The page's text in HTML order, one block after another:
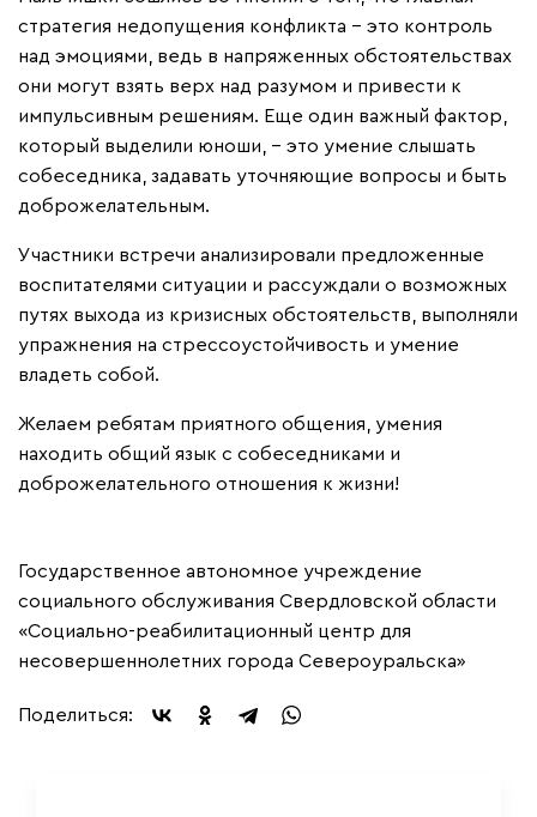
стратегия недопущения конфликта - это контроль
над эмоциями, ведь в напряженных обстоятельствах
они могут взять верх над разумом и привести к
импульсивным решениям. Еще один важный фактор,
который выделили юноши, - это умение слышать
собеседника, задавать уточняющие вопросы и быть
доброжелательным.
Участники встречи анализировали предложенные
воспитателями ситуации и рассуждали о возможных
путях выхода из кризисных обстоятельств, выполняли
упражнения на стрессоустойчивость и умение
владеть собой.
Желаем ребятам приятного общения, умения
находить общий язык с собеседниками и
доброжелательного отношения к жизни!
Государственное автономное учреждение
социального обслуживания Свердловской области
«Социально-реабилитационный центр для
несовершеннолетних города Североуральска»
Поделиться: